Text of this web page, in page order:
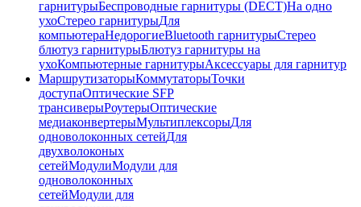
гарнитурыБеспроводные гарнитуры (DECT)На одно
ухоСтерео гарнитурыДля
компьютераНедорогиеBluetooth гарнитурыСтерео
блютуз гарнитурыБлютуз гарнитуры на
ухоКомпьютерные гарнитурыАксессуары для гарнитур
МаршрутизаторыКоммутаторыТочки
доступаОптические SFP
трансиверыРоутерыОптические
медиаконвертерыМультиплексорыДля
одноволоконных сетейДля
двухволоконых
сетейМодулиМодули для
одноволоконных
сетейМодули для